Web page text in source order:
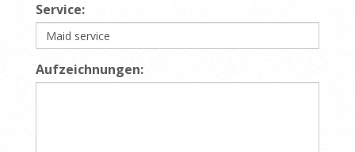
Service:
Aufzeichnungen: